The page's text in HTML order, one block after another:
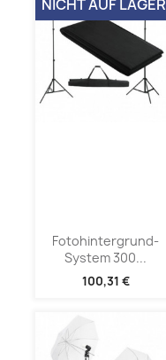
Fotohintergrund-
System 300...
100,31 €
NICHT AUF LAGER